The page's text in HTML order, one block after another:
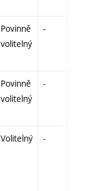
Povinně
volitelný
-
Povinně
volitelný
-
Volitelný -